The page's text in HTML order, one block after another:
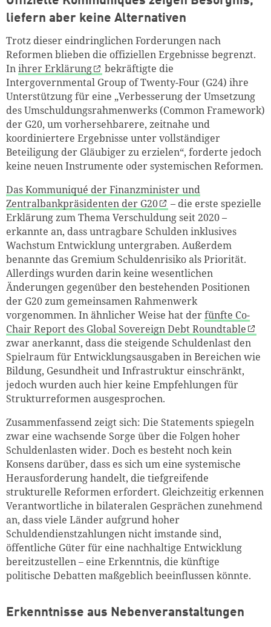
liefern aber keine Alternativen
Trotz dieser eindringlichen Forderungen nach
Reformen blieben die offiziellen Ergebnisse begrenzt.
Inihrer Erklärung
bekräftigte die
Intergovernmental Group of Twenty-Four (G24) ihre
Unterstützung für eine „Verbesserung der Umsetzung
des Umschuldungsrahmenwerks (Common Framework)
der G20, um vorhersehbarere, zeitnahe und
koordiniertere Ergebnisse unter vollständiger
Beteiligung der Gläubiger zu erzielen“, forderte jedoch
keine neuen Instrumente oder systemischen Reformen.
Das Kommuniqué der Finanzminister und
Zentralbankpräsidenten der G20
– die erste spezielle
Erklärung zum Thema Verschuldung seit 2020 –
erkannte an, dass untragbare Schulden inklusives
Wachstum Entwicklung untergraben. Außerdem
benannte das Gremium Schuldenrisiko als Priorität.
Allerdings wurden darin keine wesentlichen
Änderungen gegenüber den bestehenden Positionen
der G20 zum gemeinsamen Rahmenwerk
vorgenommen. In ähnlicher Weise hat derfünfte Co-
Chair Report des Global Sovereign Debt Roundtable
zwar anerkannt, dass die steigende Schuldenlast den
Spielraum für Entwicklungsausgaben in Bereichen wie
Bildung, Gesundheit und Infrastruktur einschränkt,
jedoch wurden auch hier keine Empfehlungen für
Strukturreformen ausgesprochen.
Zusammenfassend zeigt sich: Die Statements spiegeln
zwar eine wachsende Sorge über die Folgen hoher
Schuldenlasten wider. Doch es besteht noch kein
Konsens darüber, dass es sich um eine systemische
Herausforderung handelt, die tiefgreifende
strukturelle Reformen erfordert. Gleichzeitig erkennen
Verantwortliche in bilateralen Gesprächen zunehmend
an, dass viele Länder aufgrund hoher
Schuldendienstzahlungen nicht imstande sind,
öffentliche Güter für eine nachhaltige Entwicklung
bereitzustellen – eine Erkenntnis, die künftige
politische Debatten maßgeblich beeinflussen könnte.
Erkenntnisse aus Nebenveranstaltungen